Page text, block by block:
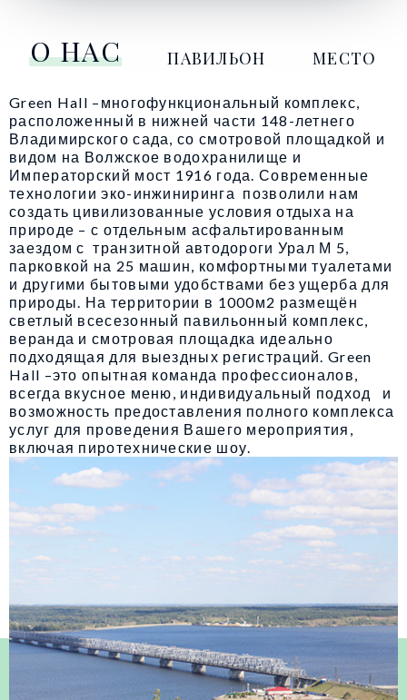
О НАС ПАВИЛЬОН МЕСТО
Green Hall –многофункциональный комплекс,
расположенный в нижней части 148-летнего
Владимирского сада, со смотровой площадкой и
видом на Волжское водохранилище и
Императорский мост 1916 года. Современные
технологии эко-инжиниринга позволили нам
создать цивилизованные условия отдыха на
природе – с отдельным асфальтированным
заездом с транзитной автодороги Урал М 5,
парковкой на 25 машин, комфортными туалетами
и другими бытовыми удобствами без ущерба для
природы. На территории в 1000м2 размещён
светлый всесезонный павильонный комплекс,
веранда и смотровая площадка идеально
подходящая для выездных регистраций. Green
Hall –это опытная команда профессионалов,
всегда вкусное меню, индивидуальный подход и
возможность предоставления полного комплекса
услуг для проведения Вашего мероприятия,
включая пиротехнические шоу.